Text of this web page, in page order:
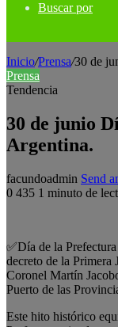
Buscar por
Inicio/Prensa/30 de
Prensa
Tendencia
30 de junio
Argentina.
facundoadmin Send
0 435 1 minuto de
✅Día de la
decreto de la Primera
Coronel Martín
Puerto de las
Este hito histórico